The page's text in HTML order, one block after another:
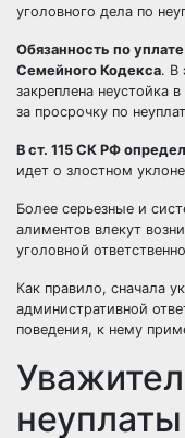
уголовного дела по
Обязанность по
Семейного Кодекса. В
закреплена неустойка
за просрочку по
В ст. 115 СК РФ
идет о злостном
Более серьезные и
алиментов влекут
уголовной
Как правило, сначала
административной
поведения, к нему